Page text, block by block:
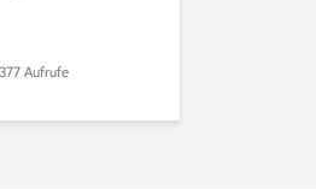
377 Aufrufe